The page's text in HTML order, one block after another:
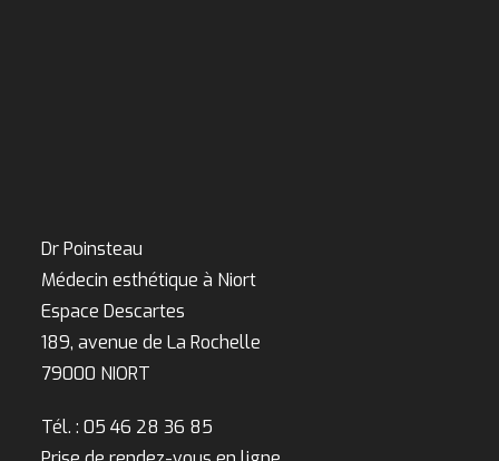
Dr Poinsteau
Médecin esthétique à Niort
Espace Descartes
189, avenue de La Rochelle
79000 NIORT
Tél. : 05 46 28 36 85